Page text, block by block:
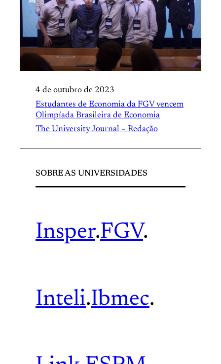
4 de outubro de 2023
Estudantes de Economia da FGV vencem
Olimpíada Brasileira de Economia
The University Journal – Redação
SOBRE AS UNIVERSIDADES
Insper.FGV.
Inteli.Ibmec.